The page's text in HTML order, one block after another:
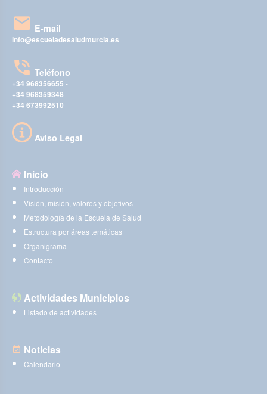
E-mail
info@escueladesaludmurcia.es
Teléfono
+34 968356655 -
+34 968359348 -
+34 673992510
Aviso Legal
Inicio
Introducción
Visión, misión, valores y objetivos
Metodología de la Escuela de Salud
Estructura por áreas temáticas
Organigrama
Contacto
Actividades Municipios
Listado de actividades
Noticias
Calendario